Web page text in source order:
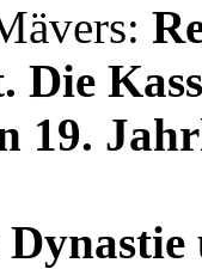
Die
19.
Dynastie